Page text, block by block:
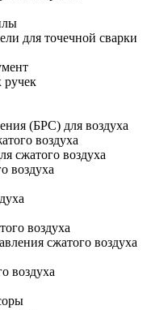
для точечной сварки
(БРС) для воздуха
воздуха
сжатого воздуха
воздуха
воздуха
сжатого воздуха
воздуха